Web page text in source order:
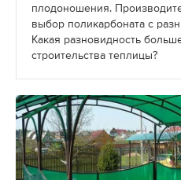
плодоношения.
выбор поликарбоната с
Какая разновидность
строительства теплицы?